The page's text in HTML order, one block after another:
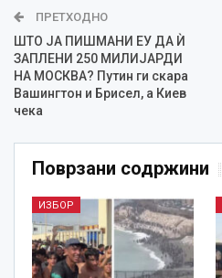
ПРЕТХОДНО
ШТО ЈА ПИШМАНИ ЕУ ДА Ѝ
ЗАПЛЕНИ 250 МИЛИЈАРДИ
НА МОСКВА? Путин ги скара
Вашингтон и Брисел, а Киев
чека
Поврзани содржини
ИЗБОР